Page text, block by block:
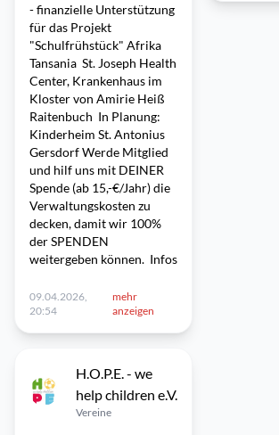
- finanzielle Unterstützung
für das Projekt
"Schulfrühstück" Afrika
Tansania St. Joseph Health
Center, Krankenhaus im
Kloster von Amirie Heiß
Raitenbuch In Planung:
Kinderheim St. Antonius
Gersdorf Werde Mitglied
und hilf uns mit DEINER
Spende (ab 15,-€/Jahr) die
Verwaltungskosten zu
decken, damit wir 100%
der SPENDEN
weitergeben können. Infos
09.04.2026,
20:54
mehr
anzeigen
H.O.P.E. - we
help children e.V.
Vereine